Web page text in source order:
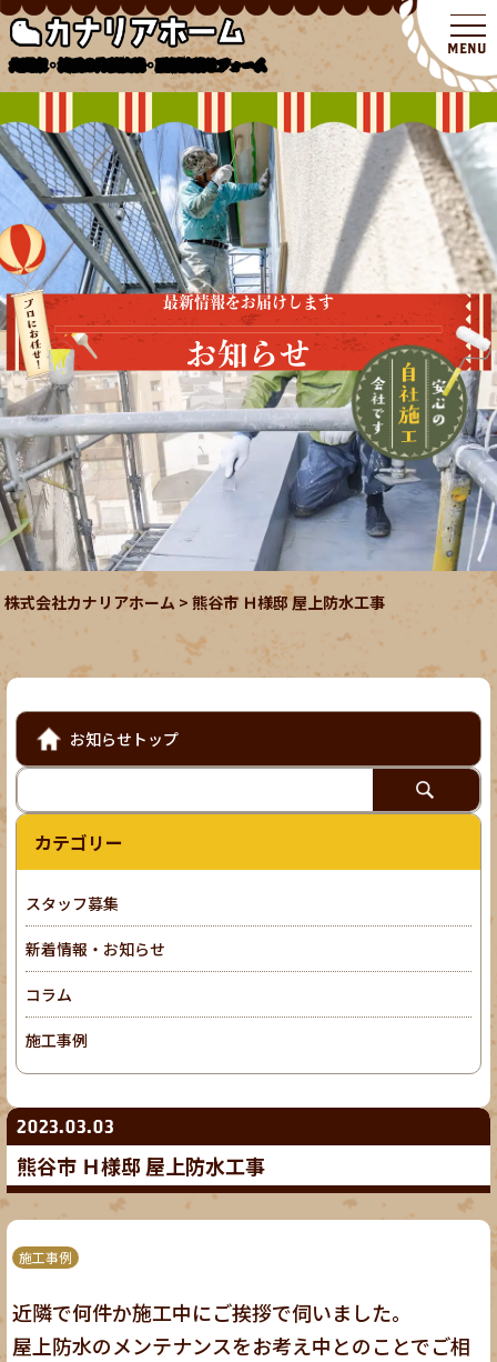
北関東・埼玉の外壁塗装・屋根塗装リフォーム
最新情報をお届けします
お知らせ
株式会社カナリアホーム >熊谷市 Ｈ様邸 屋上防水工事
2023.03.03
熊谷市 Ｈ様邸 屋上防水工事
施工事例
近隣で何件か施工中にご挨拶で伺いました。
屋上防水のメンテナンスをお考え中とのことでご相
お知らせトップ
カテゴリー
スタッフ募集
新着情報・お知らせ
コラム
施工事例